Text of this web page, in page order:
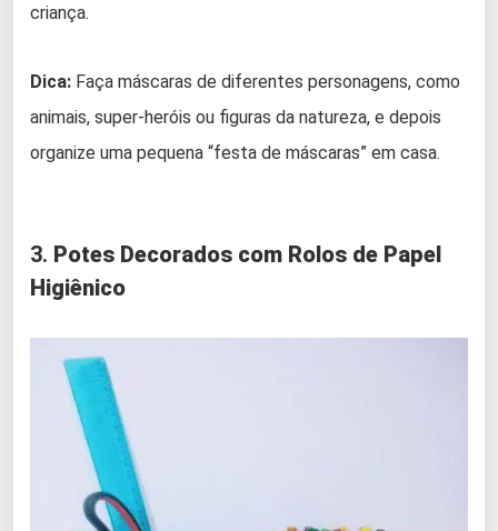
criança.
Dica: Faça máscaras de diferentes personagens, como
animais, super-heróis ou figuras da natureza, e depois
organize uma pequena “festa de máscaras” em casa.
3. Potes Decorados com Rolos de Papel
Higiênico